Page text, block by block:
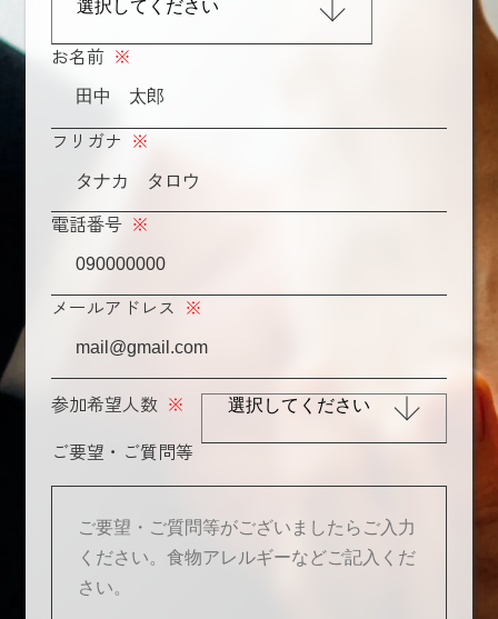
お名前 ※
フリガナ ※
電話番号 ※
メールアドレス ※
参加希望人数 ※
ご要望・ご質問等